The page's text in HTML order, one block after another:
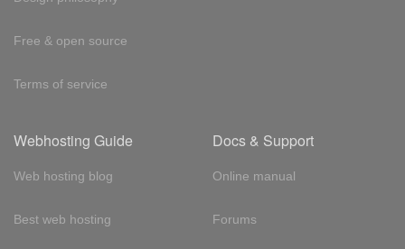
Free & open source
Terms of service
Webhosting Guide
Web hosting blog
Best web hosting
Docs & Support
Online manual
Forums